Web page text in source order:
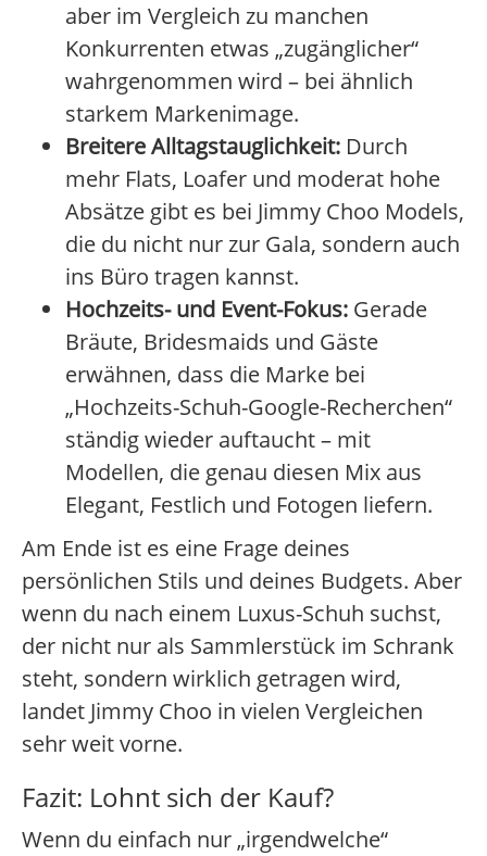
aber im Vergleich zu manchen
Konkurrenten etwas „zugänglicher“
wahrgenommen wird – bei ähnlich
starkem Markenimage.
Breitere Alltagstauglichkeit: Durch
mehr Flats, Loafer und moderat hohe
Absätze gibt es bei Jimmy Choo Models,
die du nicht nur zur Gala, sondern auch
ins Büro tragen kannst.
Hochzeits- und Event-Fokus: Gerade
Bräute, Bridesmaids und Gäste
erwähnen, dass die Marke bei
„Hochzeits-Schuh-Google-Recherchen“
ständig wieder auftaucht – mit
Modellen, die genau diesen Mix aus
Elegant, Festlich und Fotogen liefern.
Am Ende ist es eine Frage deines
persönlichen Stils und deines Budgets. Aber
wenn du nach einem Luxus-Schuh suchst,
der nicht nur als Sammlerstück im Schrank
steht, sondern wirklich getragen wird,
landet Jimmy Choo in vielen Vergleichen
sehr weit vorne.
Fazit: Lohnt sich der Kauf?
Wenn du einfach nur „irgendwelche“